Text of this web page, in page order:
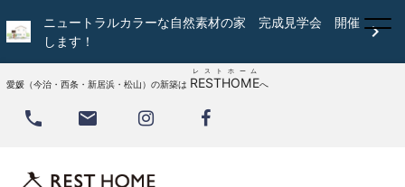
ニュートラルカラーな自然素材の家 完成見学会 開催
します！

愛媛（今治・西条・新居浜・松山）の新築は RESTHOME
レストホーム
へ
 